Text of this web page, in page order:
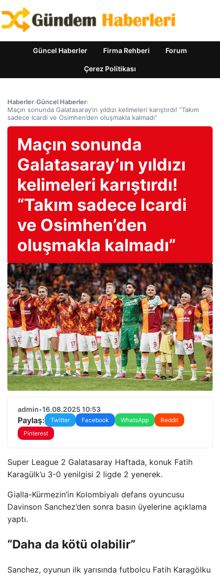
Güncel Haberler Firma Rehberi Forum
Çerez Politikası
Haberler›Güncel Haberler›
Maçın sonunda Galatasaray’ın yıldızı kelimeleri karıştırdı! “Takım
sadece Icardi ve Osimhen’den oluşmakla kalmadı”
Maçın sonunda
Galatasaray’ın yıldızı
kelimeleri karıştırdı!
“Takım sadece Icardi
ve Osimhen’den
oluşmakla kalmadı”
admin•16.08.2025 10:53
Paylaş: Twitter Facebook WhatsApp
Reddit
Pinterest
Super League 2 Galatasaray Haftada, konuk Fatih
Karagülk’u 3-0 yenilgisi 2 ligde 2 yenerek.
Gialla-Kürmezin’in Kolombiyalı defans oyuncusu
Davinson Sanchez’den sonra basın üyelerine açıklama
yaptı.
“Daha da kötü olabilir”
Sanchez, oyunun ilk yarısında futbolcu Fatih Karagölku